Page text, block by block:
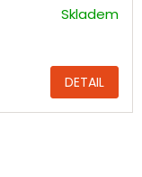
Skladem
DETAIL